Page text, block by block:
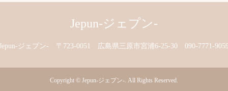
Jepun-ジェプン-
ジェプン- 〒723-0051 広島県三原市宮浦6-25-30 090-7771-
Copyright © Jepun-ジェプン- . All Rights Reserved.